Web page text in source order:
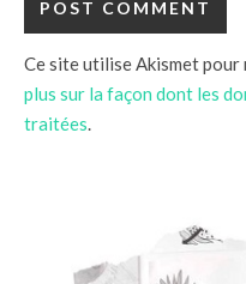
Ce site utilise Akismet
plus sur la façon dont les
traitées.